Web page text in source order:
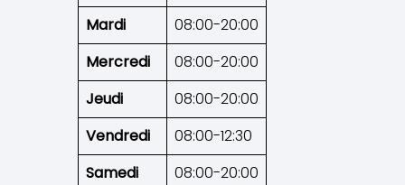
Mardi
08:00-20:00
Mercredi
08:00-20:00
Jeudi
08:00-20:00
Vendredi
08:00-12:30
Samedi
08:00-20:00